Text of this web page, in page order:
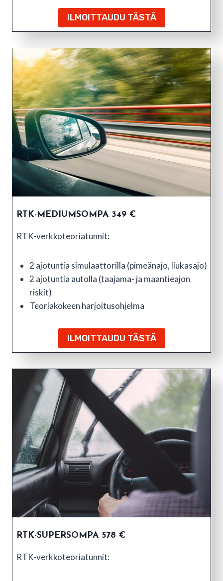
ILMOITTAUDU TÄSTÄ
RTK-MEDIUMSOMPA 349 €
RTK-verkkoteoriatunnit:
2 ajotuntia simulaattorilla (pimeänajo, liukasajo)
2 ajotuntia autolla (taajama- ja maantieajon
riskit)
Teoriakokeen harjoitusohjelma
ILMOITTAUDU TÄSTÄ
RTK-SUPERSOMPA 578 €
RTK-verkkoteoriatunnit: